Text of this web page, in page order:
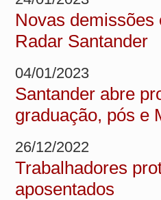
Novas
Radar Santander
04/01/2023
Santander abre
graduação, pós e
26/12/2022
Trabalhadores
aposentados